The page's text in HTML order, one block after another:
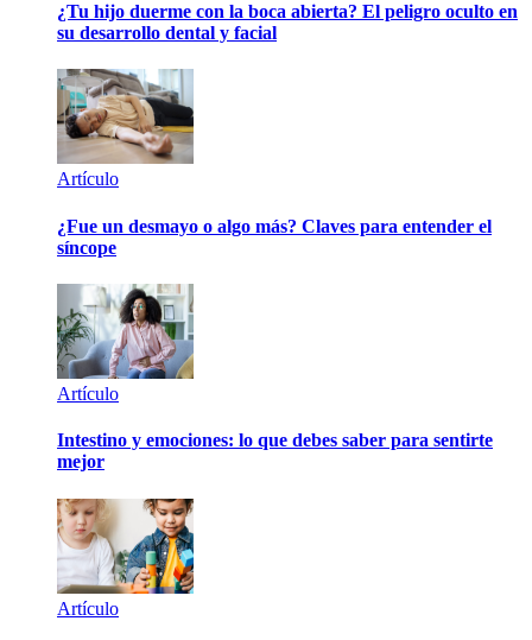
¿Tu hijo duerme con la boca abierta? El peligro oculto en
su desarrollo dental y facial
Artículo
¿Fue un desmayo o algo más? Claves para entender el
síncope
Artículo
Intestino y emociones: lo que debes saber para sentirte
mejor
Artículo